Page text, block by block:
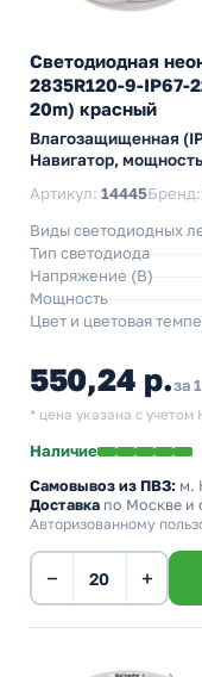
Светодиодная
2835R120-9-IP67-
20m) красный
Влагозащищенная
Навигатор,
Артикул: 14445Бренд:
Виды светодиодных
Тип светодиода
Напряжение (В)
Мощность
Цвет и цветовая
550,24 р.за
* цена указана с учетом
Наличие
Самовывоз из ПВЗ: м.
Доставка по Москве и
Авторизованному
− +